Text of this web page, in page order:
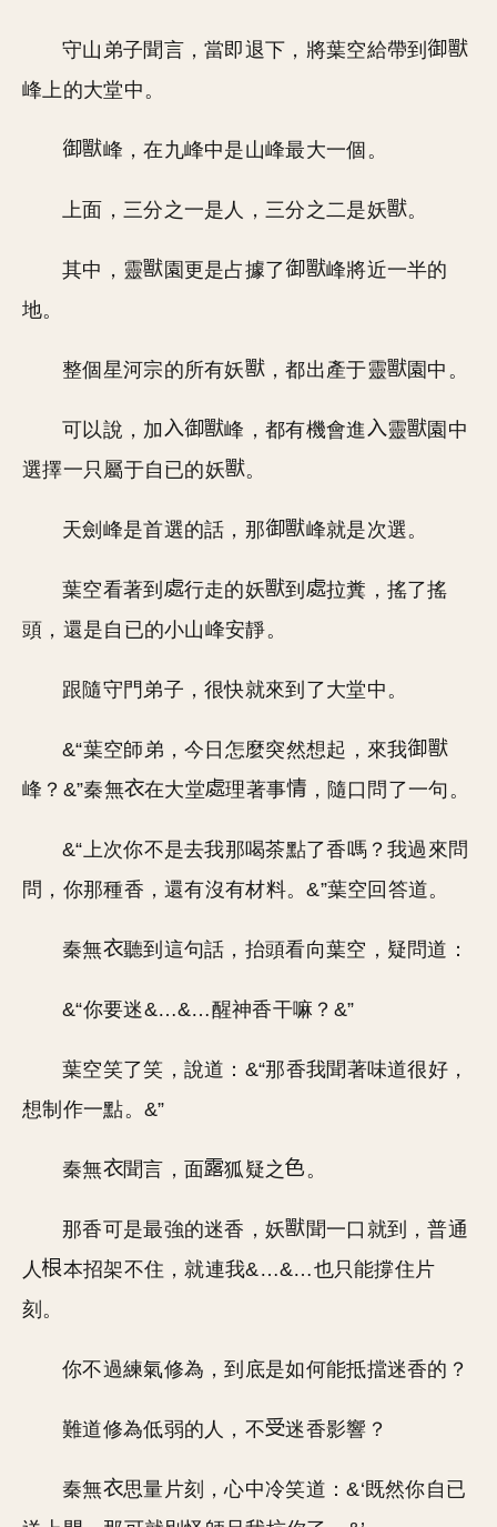
守山弟子聞言，當即退下，將葉空給帶到
峰上的大堂中。
峰，在九峰中是山峰最大一個。
上面，三分之一是人，三分之二是妖 。
其中，靈 園更是占據了
峰將近一半的
地。
整個星河宗的所有妖 ，都出產于靈 園中。
可以說，加 峰，都有機會進 靈
園中
選擇一只屬于自已的妖
。
天劍峰是首選的話，那 峰就是次選。
葉空看著到 行走的妖 到
拉糞，搖了搖
頭，還是自已的小山峰安靜。
跟隨守門弟子，很快就來到了大堂中。
&“葉空師弟，今日怎麼突然想起，來我
峰？&”秦無
在大堂 理著事 ，隨口問了一句。
&“上次你不是去我那喝茶點了香嗎？我過來問
問，你那種香，還有沒有材料。&”葉空回答道。
秦無 聽到這句話，抬頭看向葉空，疑問道：
&“你要迷&…&…醒神香干嘛？&”
葉空笑了笑，說道：&“那香我聞著味道很好，
想制作一點。&”
秦無 聞言，面 狐疑之 。
那香可是最強的迷香，妖
聞一口就到，普通
人
本招架不住，就連我&…&…也只能撐住片
刻。
你不過練氣修為，到底是如何能抵擋迷香的？
難道修為低弱的人，不 迷香影響？
秦無
思量片刻，心中冷笑道：&‘既然你自已